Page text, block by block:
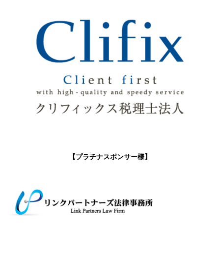
【プラチナスポンサー様】